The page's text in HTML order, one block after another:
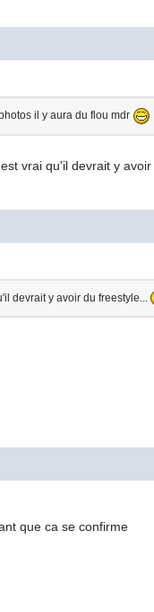
il y aura du flou mdr
vrai qu'il devrait y
devrait y avoir du freestyle...
que ca se confirme